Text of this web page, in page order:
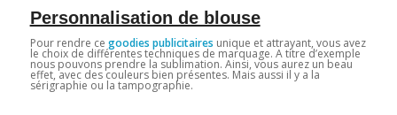
Personnalisation de blouse
Pour rendre ce goodies publicitaires unique et attrayant, vous avez
le choix de différentes techniques de marquage. A titre d’exemple
nous pouvons prendre la sublimation. Ainsi, vous aurez un beau
effet, avec des couleurs bien présentes. Mais aussi il y a la
sérigraphie ou la tampographie.